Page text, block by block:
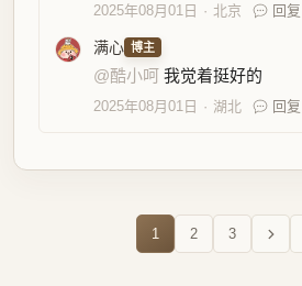
2025年08月01日 北京 回复
满心 博主
@酷小呵 我觉着挺好的
2025年08月01日 湖北 回复
1 2 3